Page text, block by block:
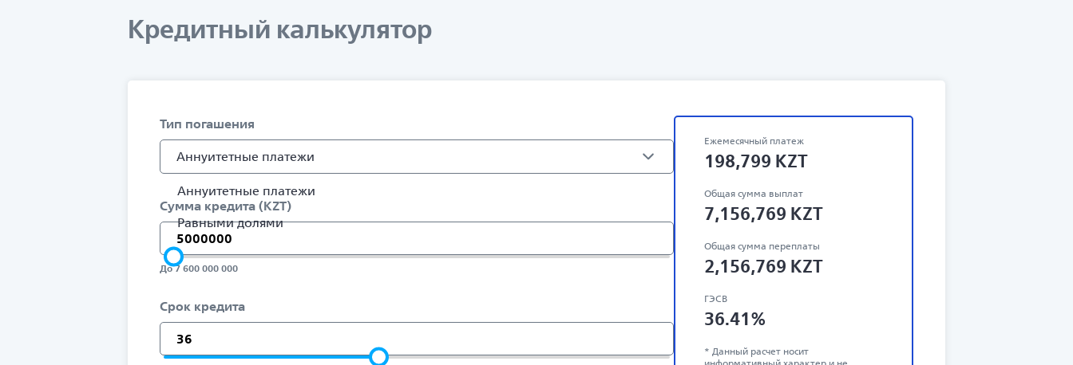
Кредитный калькулятор
Тип погашения
Аннуитетные платежи
Аннуитетные платежи
Равными долями
Сумма кредита (KZT)
До 7 600 000 000
Срок кредита
Ежемесячный платеж
198,799 KZT
Общая сумма выплат
7,156,769 KZT
Общая сумма переплаты
2,156,769 KZT
ГЭСВ
36.41%
* Данный расчет носит